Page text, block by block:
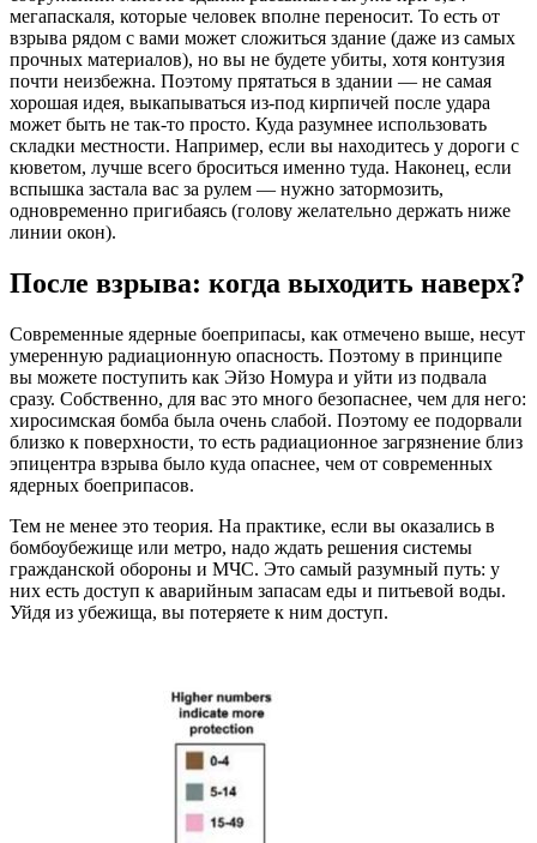
мегапаскаля, которые человек вполне переносит. То есть от
взрыва рядом с вами может сложиться здание (даже из самых
прочных материалов), но вы не будете убиты, хотя контузия
почти неизбежна. Поэтому прятаться в здании — не самая
хорошая идея, выкапываться из-под кирпичей после удара
может быть не так-то просто. Куда разумнее использовать
складки местности. Например, если вы находитесь у дороги с
кюветом, лучше всего броситься именно туда. Наконец, если
вспышка застала вас за рулем — нужно затормозить,
одновременно пригибаясь (голову желательно держать ниже
линии окон).
После взрыва: когда выходить наверх?
Современные ядерные боеприпасы, как отмечено выше, несут
умеренную радиационную опасность. Поэтому в принципе
вы можете поступить как Эйзо Номура и уйти из подвала
сразу. Собственно, для вас это много безопаснее, чем для него:
хиросимская бомба была очень слабой. Поэтому ее подорвали
близко к поверхности, то есть радиационное загрязнение близ
эпицентра взрыва было куда опаснее, чем от современных
ядерных боеприпасов.
Тем не менее это теория. На практике, если вы оказались в
бомбоубежище или метро, надо ждать решения системы
гражданской обороны и МЧС. Это самый разумный путь: у
них есть доступ к аварийным запасам еды и питьевой воды.
Уйдя из убежища, вы потеряете к ним доступ.